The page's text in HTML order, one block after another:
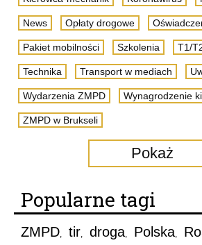
News Opłaty drogowe
Pakiet mobilności Szkolenia T1/
Technika Transport w mediach
Wydarzenia ZMPD Wynagrodzenie
ZMPD w Brukseli
Pokaż
Popularne tagi
ZMPD, tir, droga, Polska,